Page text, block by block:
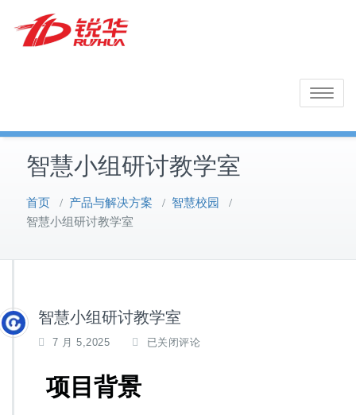
content
Toggle
智慧小组研讨教学室
首页 / 产品与解决方案 / 智慧校园
/
智慧小组研讨教学室
智慧小组研讨教学室
7 月 5,2025 已关闭评论
项目背景